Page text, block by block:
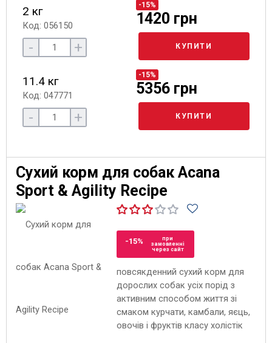
2 кг
Код: 056150
-15%
1420 грн
- + КУПИТИ
11.4 кг
Код: 047771
-15%
5356 грн
- + КУПИТИ
Сухий корм для собак Acana
Sport & Agility Recipe
-15%
при
замовленні
через сайт
повсякденний сухий корм для
дорослих собак усіх порід з
активним способом життя зі
смаком курчати, камбали, яєць,
овочів і фруктів класу холістік